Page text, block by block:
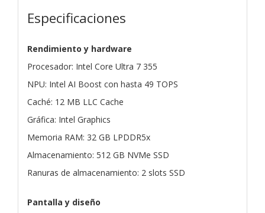
Especificaciones
Rendimiento y hardware
Procesador: Intel Core Ultra 7 355
NPU: Intel AI Boost con hasta 49 TOPS
Caché: 12 MB LLC Cache
Gráfica: Intel Graphics
Memoria RAM: 32 GB LPDDR5x
Almacenamiento: 512 GB NVMe SSD
Ranuras de almacenamiento: 2 slots SSD
Pantalla y diseño